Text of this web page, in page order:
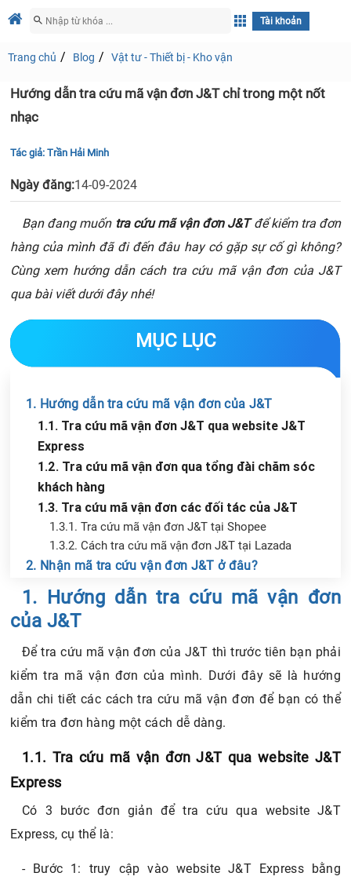
Tài khoản
Trang chủ Blog Vật tư - Thiết bị - Kho vận
Hướng dẫn tra cứu mã vận đơn J&T chỉ trong một nốt
nhạc
Tác giả: Trần Hải Minh
Ngày đăng:14-09-2024
Bạn đang muốn tra cứu mã vận đơn J&Tđể kiểm tra đơn
hàng của mình đã đi đến đâu hay có gặp sự cố gì không?
Cùng xem hướng dẫn cách tra cứu mã vận đơn của J&T
qua bài viết dưới đây nhé!
MỤC LỤC
1. Hướng dẫn tra cứu mã vận đơn của J&T
1.1. Tra cứu mã vận đơn J&T qua website J&T
Express
1.2. Tra cứu mã vận đơn qua tổng đài chăm sóc
khách hàng
1.3. Tra cứu mã vận đơn các đối tác của J&T
1.3.1. Tra cứu mã vận đơn J&T tại Shopee
1.3.2. Cách tra cứu mã vận đơn J&T tại Lazada
2. Nhận mã tra cứu vận đơn J&T ở đâu?
3. Những lưu ý khi tra cứu mã vận đơn J&T
Chia sẻ tin với bạn bè
1. Hướng dẫn tra cứu mã vận đơn
của J&T
Để tra cứu mã vận đơn của J&T thì trước tiên bạn phải
kiểm tra mã vận đơn của mình. Dưới đây sẽ là hướng
dẫn chi tiết các cách tra cứu mã vận đơn để bạn có thể
kiểm tra đơn hàng một cách dễ dàng.
1.1. Tra cứu mã vận đơn J&T qua website J&T
Express
Có 3 bước đơn giản để tra cứu qua website J&T
Express, cụ thể là:
- Bước 1: truy cập vào website J&T Express bằng